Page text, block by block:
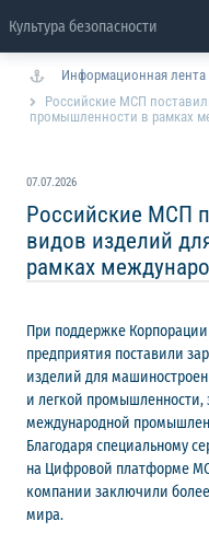
Культура безопасности
Информационная лента
Российские МСП
промышленности в рамках
07.07.2026
Российские МСП
видов изделий
рамках
При поддержке
предприятия поставили
изделий для
и легкой
международной
Благодаря специальному
на Цифровой платформе
компании заключили более
мира.